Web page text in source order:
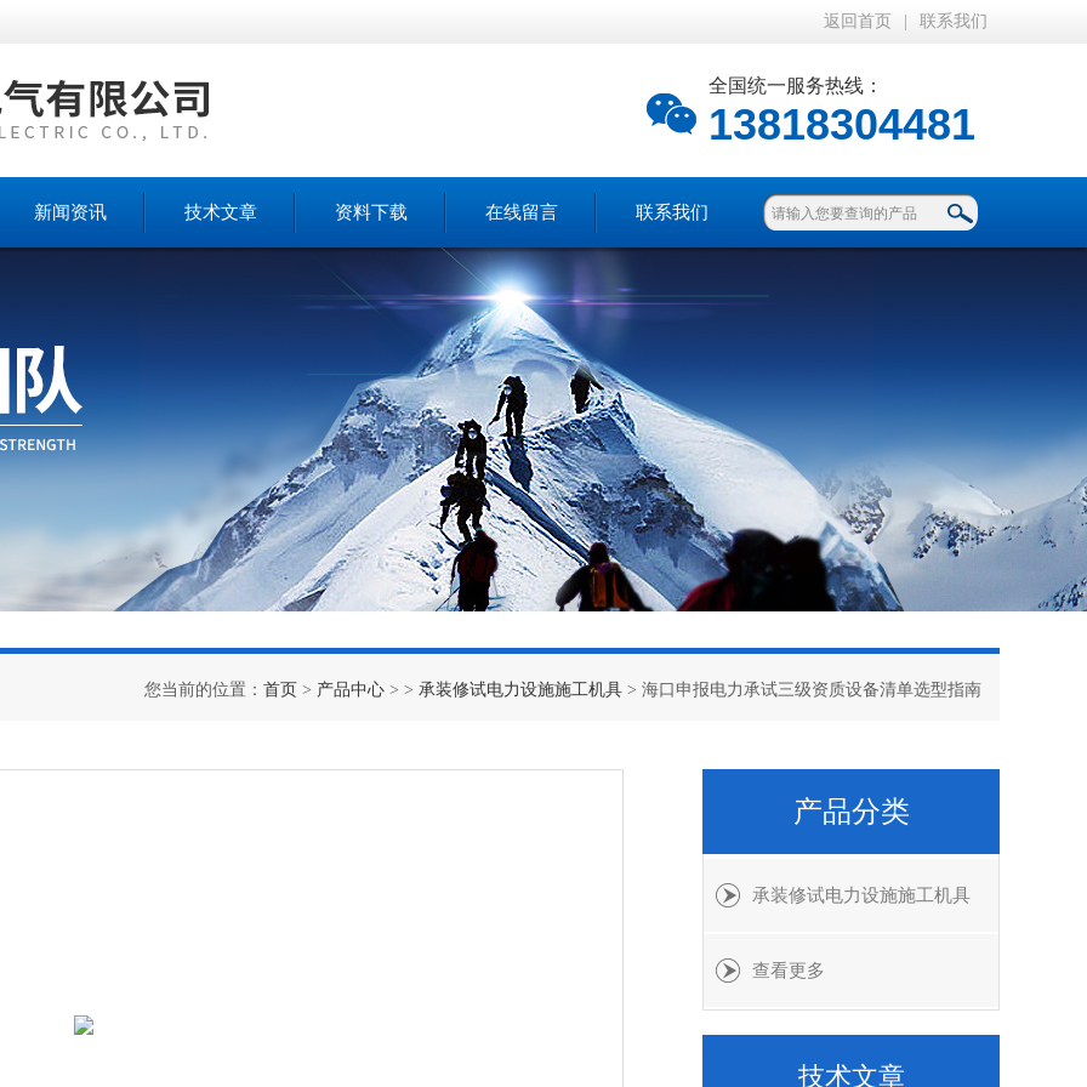
返回首页 联系我们
全国统一服务热线：
13818304481
新闻资讯 技术文章 资料下载 在线留言 联系我们
您当前的位置： 首页 > 产品中心 > > 承装修试电力设施施工机具 > 海口申报电力承试三级资质设备清单选型指南
产品分类
承装修试电力设施施工机具
查看更多
技术文章